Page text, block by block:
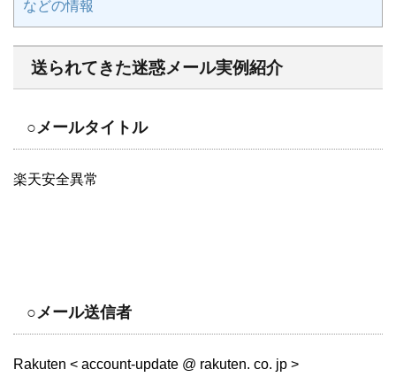
などの情報
送られてきた迷惑メール実例紹介
○メールタイトル
楽天安全異常
○メール送信者
Rakuten < account-update @ rakuten. co. jp >